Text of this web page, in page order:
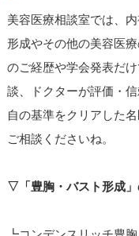
美容医療相談室では、
形成やその他の美容医
のご経歴や学会発表だ
談、ドクターが評価・
自の基準をクリアした
ご相談くださいね。
▽「豊胸・バスト形成